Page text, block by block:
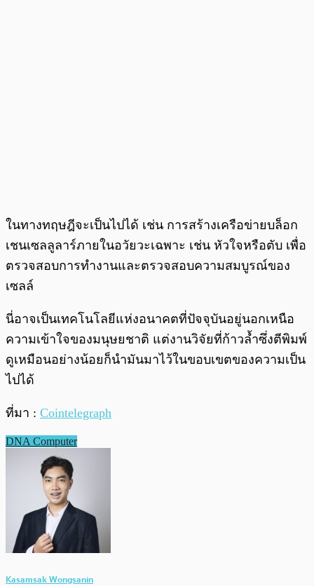
ในทางทฤษฎีจะเป็นไปได้ เช่น การสร้างเครือข่ายบล็อก
เชนเซลลูลาร์ภายในอวัยวะเฉพาะ เช่น หัวใจหรือตับ เพื่อ
ตรวจสอบการทำงานและตรวจสอบความสมบูรณ์ของ
เซลล์
นี่อาจเป็นเทคโนโลยีแห่งอนาคตที่ปัจจุบันอยู่นอกเหนือ
ความเข้าใจของมนุษยชาติ แต่งานวิจัยที่ก้าวล้ำซึ่งตีพิมพ์
ดูเหมือนอย่างน้อยก็นำมันมาไว้ในขอบเขตของความเป็น
ไปได้
ที่มา : Cointelegraph
DNA Computer
Kasamsak Wongsanin